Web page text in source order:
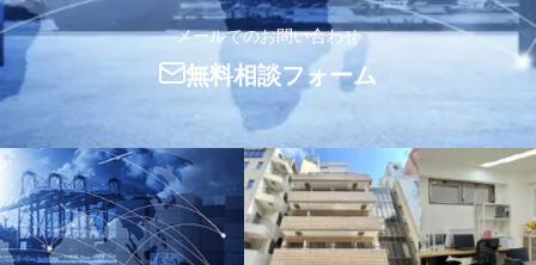
メールでのお問い合わせ
無料相談フォーム